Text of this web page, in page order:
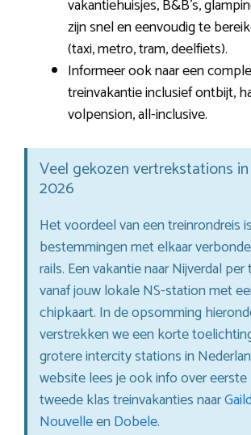
vakantiehuisjes, B&B’s,
zijn snel en eenvoudig te
(taxi, metro, tram, deelfiets).
Informeer ook naar een
treinvakantie inclusief ontbijt,
volpension, all-inclusive.
Veel gekozen vertrekstations
2026
Het voordeel van een treinrondreis
bestemmingen met elkaar
rails. Een vakantie naar Nijverdal
vanaf jouw lokale NS-station met
chipkaart. In de opsomming
verstrekken we een korte
grotere intercity stations in
website lees je ook info over eerste
tweede klas treinvakanties naar
Nouvelleen Dobele.